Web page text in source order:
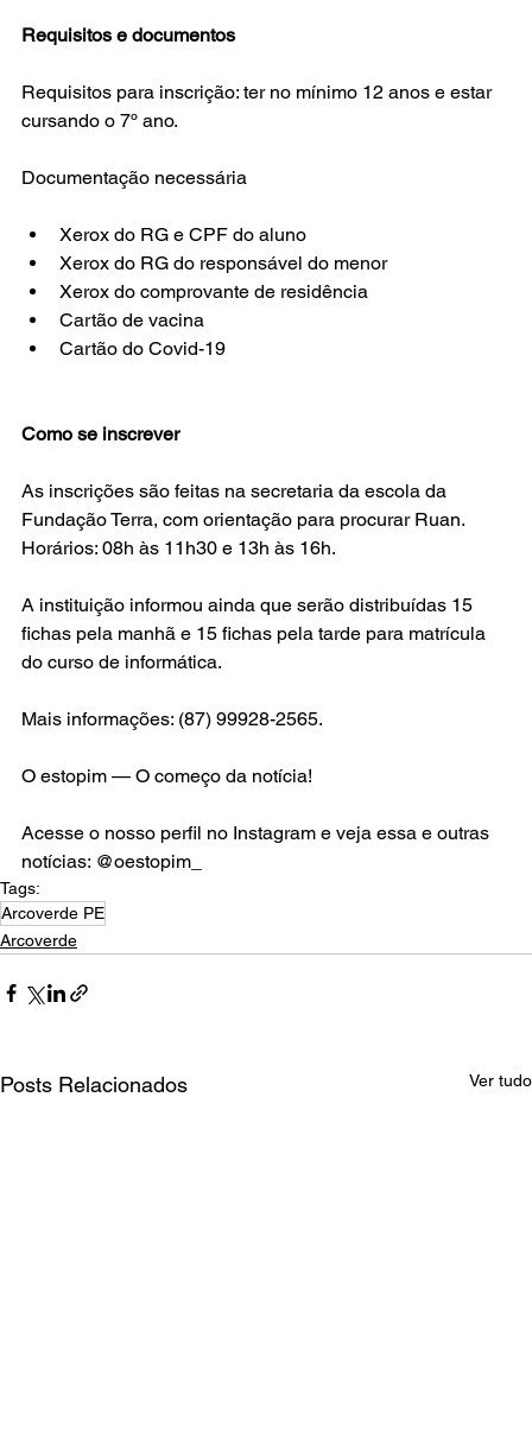
Requisitos e documentos
Requisitos para inscrição: ter no mínimo 12 anos e estar
cursando o 7º ano.
Documentação necessária
Xerox do RG e CPF do aluno
Xerox do RG do responsável do menor
Xerox do comprovante de residência
Cartão de vacina
Cartão do Covid-19
Como se inscrever
As inscrições são feitas na secretaria da escola da
Fundação Terra, com orientação para procurar Ruan.
Horários: 08h às 11h30 e 13h às 16h.
A instituição informou ainda que serão distribuídas 15
fichas pela manhã e 15 fichas pela tarde para matrícula
do curso de informática.
Mais informações: (87) 99928-2565.
O estopim — O começo da notícia!
Acesse o nosso perfil no Instagram e veja essa e outras
notícias: @oestopim_
Tags:
Arcoverde PE
Arcoverde
Posts Relacionados Ver tudo